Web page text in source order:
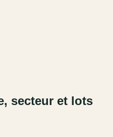
secteur et lots